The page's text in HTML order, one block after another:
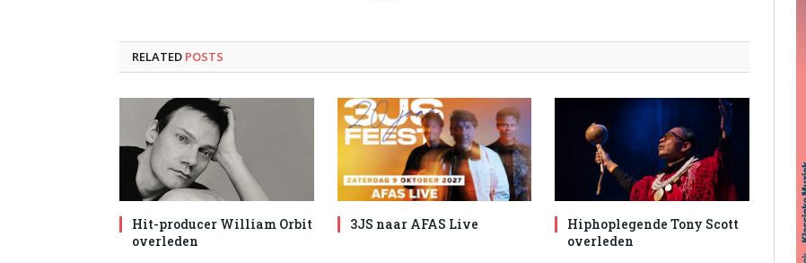
RELATED POSTS
Hit-producer William Orbit
overleden
3JS naar AFAS Live
Hiphoplegende Tony Scott
overleden